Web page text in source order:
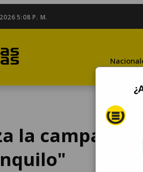
5:08 P. M.
la campaña